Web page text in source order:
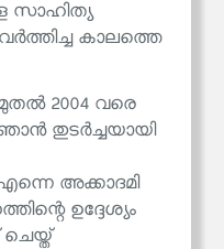
സാഹിത്യ
കാലത്തെ
മുതൽ 2004 വരെ
തുടർച്ചയായി
അക്കാദമി
ഉദ്ദേശ്യം